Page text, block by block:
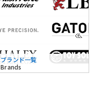
ブランド一覧
Brands